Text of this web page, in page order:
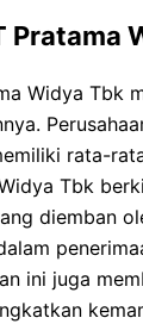
Pratama
Widya Tbk
rata-
Tbk
diemban
ini juga